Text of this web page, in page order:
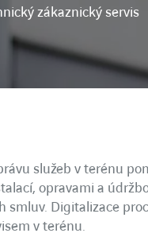
zákaznický servis
služeb v terénu
opravami a
smluv. Digitalizace
v terénu.